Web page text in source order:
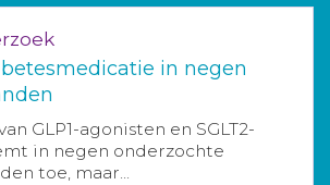
in negen
GLP1-agonisten en SGLT2-
in negen onderzochte
toe, maar...